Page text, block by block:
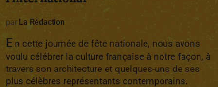
par La Rédaction
E n cette journée de fête nationale, nous avons
voulu célébrer la culture française à notre façon, à
travers son architecture et quelques-uns de ses
plus célèbres représentants contemporains.